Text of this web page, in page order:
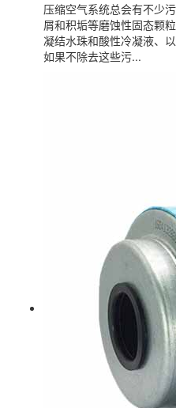
压缩空气系统总会有不少
屑和积垢等磨蚀性固态颗
凝结水珠和酸性冷凝液、
如果不除去这些污...